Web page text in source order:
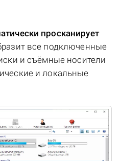
просканирует
все подключенные
и съёмные носители
и локальные